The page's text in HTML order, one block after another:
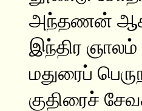
அந்தணன்
இந்திர ஞாலம்
மதுரைப்
குதிரைச்